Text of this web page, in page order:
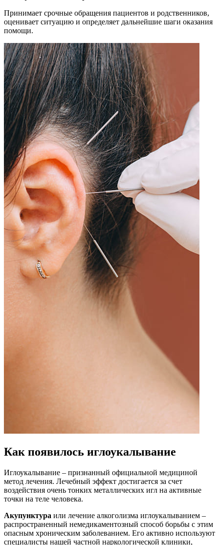
Принимает срочные обращения пациентов и родственников,
оценивает ситуацию и определяет дальнейшие шаги оказания
помощи.
Как появилось иглоукалывание
Иглоукалывание – признанный официальной медициной
метод лечения. Лечебный эффект достигается за счет
воздействия очень тонких металлических игл на активные
точки на теле человека.
Акупунктура или лечение алкоголизма иглоукалыванием –
распространенный немедикаментозный способ борьбы с этим
опасным хроническим заболеванием. Его активно используют
специалисты нашей частной наркологической клиники,